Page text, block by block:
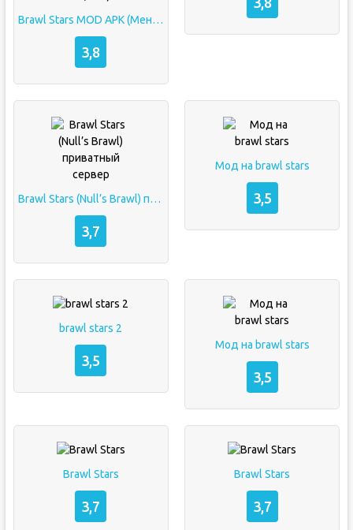
Brawl Stars MOD APK (Меню, Неограниченные деньги, Разблокировано, PvP)
3,8
Brawl Stars (Null’s Brawl) приватный сервер
3,7
Мод на brawl stars
3,5
brawl stars 2
3,5
Мод на brawl stars
3,5
Brawl Stars
3,7
Brawl Stars
3,7